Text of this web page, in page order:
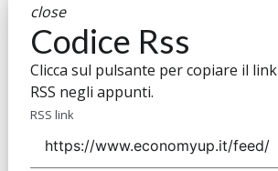
close
Codice Rss
Clicca sul pulsante per copiare il link
RSS negli appunti.
RSS link